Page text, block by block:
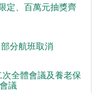
定、百萬元抽獎齊
分航班取消
全體會議及養老保
議